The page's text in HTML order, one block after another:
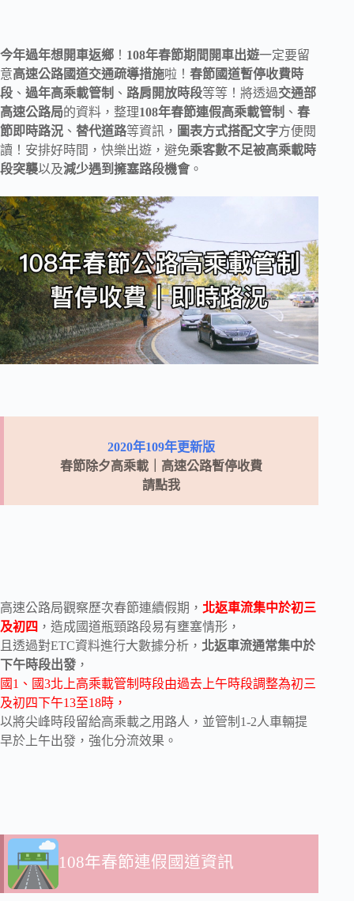
今年過年想開車返鄉 ！ 108年春節期間開車出遊一定要留
意高速公路國道交通疏導措施啦！ 春節國道暫停收費時
段 、 過年高乘載管制 、 路肩開放時段等等！將透過交通部
高速公路局的資料，整理108年春節連假高乘載管制 、 春
節即時路況 、 替代道路等資訊， 圖表方式搭配文字方便閱
讀！安排好時間，快樂出遊，避免乘客數不足被高乘載時
段突襲以及減少遇到擁塞路段機會。
2020年109年更新版
春節除夕高乘載｜高速公路暫停收費
請點我
高速公路局觀察歷次春節連續假期， 北返車流集中於初三
及初四 ，造成國道瓶頸路段易有壅塞情形，
且透過對ETC資料進行大數據分析， 北返車流通常集中於
下午時段出發 ，
國1、國3北上高乘載管制時段由過去上午時段調整為初三
及初四下午13至18時，
以將尖峰時段留給高乘載之用路人，並管制1-2人車輛提
早於上午出發，強化分流效果。
108年春節連假國道資訊